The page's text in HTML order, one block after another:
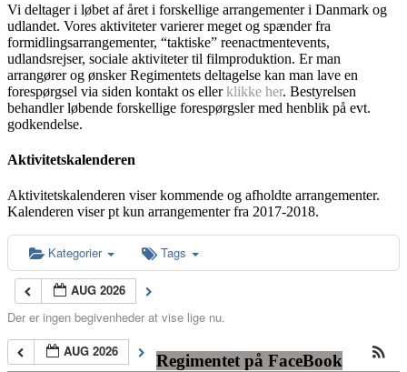
Vi deltager i løbet af året i forskellige arrangementer i Danmark og
udlandet. Vores aktiviteter varierer meget og spænder fra
formidlingsarrangementer, “taktiske” reenactmentevents,
udlandsrejser, sociale aktiviteter til filmproduktion. Er man
arrangører og ønsker Regimentets deltagelse kan man lave en
forespørgsel via siden kontakt os ellerklikke her. Bestyrelsen
behandler løbende forskellige forespørgsler med henblik på evt.
godkendelse.
Aktivitetskalenderen
Aktivitetskalenderen viser kommende og afholdte arrangementer.
Kalenderen viser pt kun arrangementer fra 2017-2018.
Kategorier Tags
AUG 2026
Der er ingen begivenheder at vise lige nu.
AUG 2026
Regimentet på FaceBook